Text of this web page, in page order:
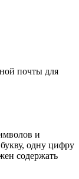
почты для
и
одну цифру
содержать